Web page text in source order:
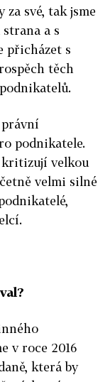
své, tak jsme
a s
přicházet s
těch
podnikatele.
kritizují velkou
velmi silné
v roce 2016
která by